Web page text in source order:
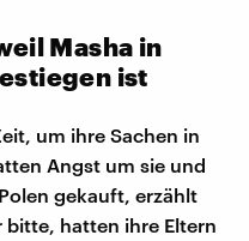
Masha in
ist
um ihre Sachen in
Angst um sie und
gekauft, erzählt
bitte, hatten ihre Eltern